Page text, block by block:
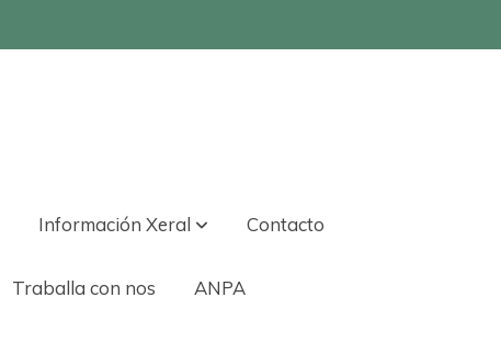
Información Xeral Contacto
Traballa con nos ANPA